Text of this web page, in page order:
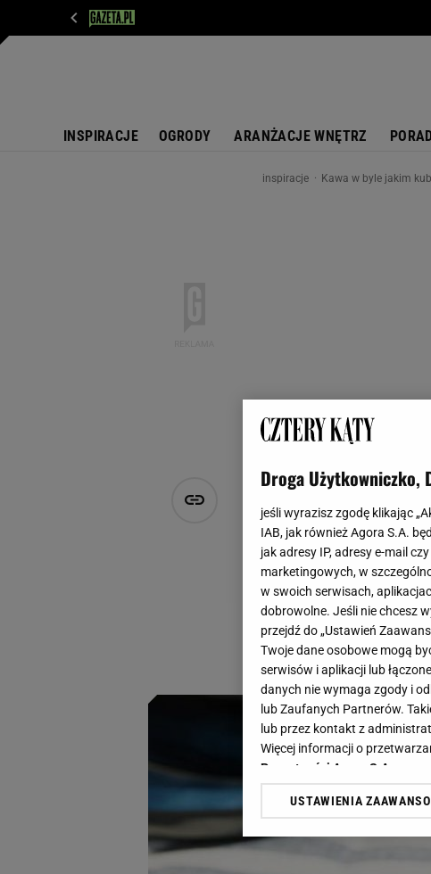
INSPIRACJE OGRODY ARANŻACJE WNĘTRZ
inspiracje Kawa w byle jakim
Kawa w byle
filiżance!
Anna Chlebus
29 grudnia 2025, 07:55
Kawa smakuje lepiej,
idealną oprawę
Droga Użytkowniczko,
jeśli wyrazisz zgodę klikając
IAB, jak również Agora S.A.
jak adresy IP, adresy e-mail
marketingowych, w
w swoich serwisach,
dobrowolne. Jeśli nie chcesz
przejdź do „Ustawień
Twoje dane osobowe mogą
serwisów i aplikacji lub
danych nie wymaga zgody i
lub Zaufanych Partnerów.
lub przez kontakt z
Więcej informacji o
Prywatności Agora S.A.
Klikając „Akceptuję”
dotyczące plików cookie,
odnośnik „Ustawienia
USTAWIENIA